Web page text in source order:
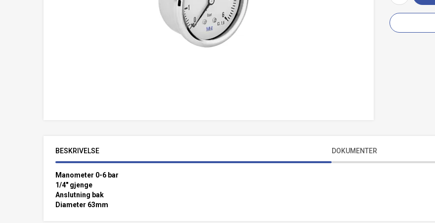
BESKRIVELSE DOKUMENTER
Manometer 0-6 bar
1/4" gjenge
Anslutning bak
Diameter 63mm